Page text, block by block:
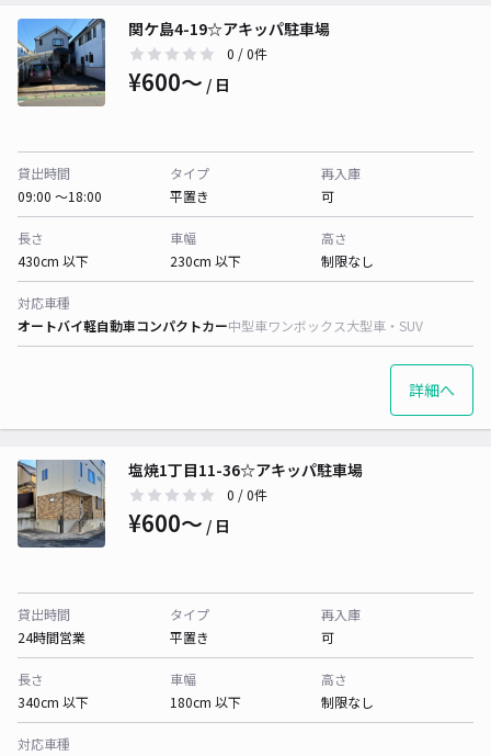
関ケ島4-19☆アキッパ駐車場
0 / 0件
¥600〜 / 日
貸出時間
09:00 〜18:00
タイプ
平置き
再入庫
可
長さ
430cm 以下
車幅
230cm 以下
高さ
制限なし
対応車種
オートバイ軽自動車コンパクトカー中型車ワンボックス大型車・SUV
詳細へ
塩焼1丁目11-36☆アキッパ駐車場
0 / 0件
¥600〜 / 日
貸出時間
24時間営業
タイプ
平置き
再入庫
可
長さ
340cm 以下
車幅
180cm 以下
高さ
制限なし
対応車種